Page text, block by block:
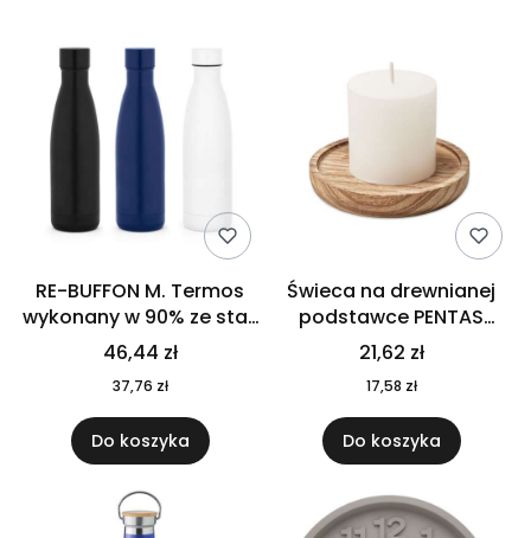
RE-BUFFON M. Termos
wykonany w 90% ze stali
nierdzewnej
pochodzącej z
recyklingu 520 ml 94294
46,44 zł
37,76 zł
Do koszyka
Świeca na drewnianej
podstawce PENTAS
MO6282-40
21,62 zł
17,58 zł
Do koszyka